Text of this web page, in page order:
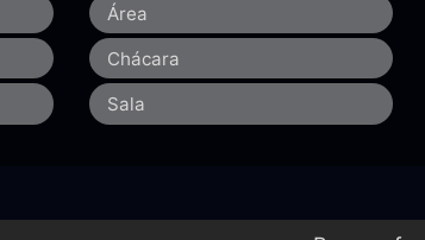
Área
Chácara
Sala